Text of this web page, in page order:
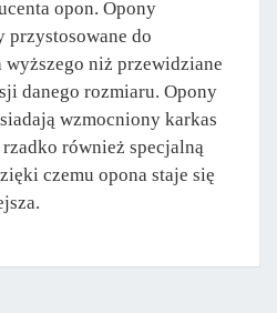
opon. Opony
przystosowane do
niż przewidziane
danego rozmiaru. Opony
wzmocniony karkas
również specjalną
czemu opona staje się